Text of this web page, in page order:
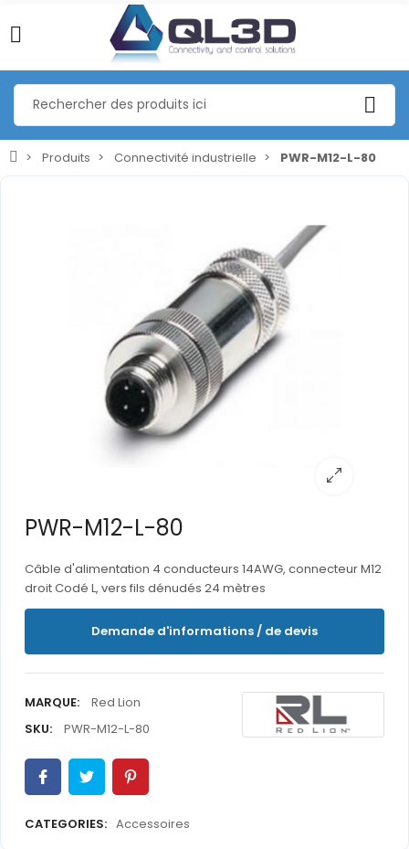
Produits Connectivité industrielle PWR-M12-L-80
PWR-M12-L-80
Câble d'alimentation 4 conducteurs 14AWG, connecteur M12
droit Codé L, vers fils dénudés 24 mètres
Demande d'informations / de devis
MARQUE:
Red Lion
SKU:
PWR-M12-L-80
CATEGORIES: Accessoires